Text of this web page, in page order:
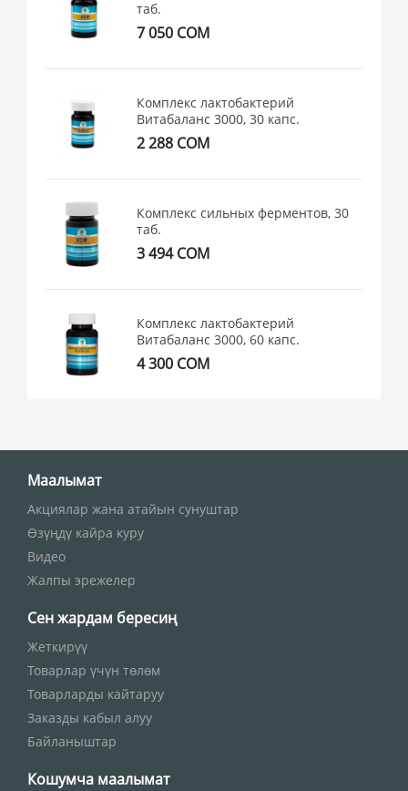
таб.
7 050 СОМ
Комплекс лактобактерий
Витабаланс 3000, 30 капс.
2 288 СОМ
Комплекс сильных ферментов, 30
таб.
3 494 СОМ
Комплекс лактобактерий
Витабаланс 3000, 60 капс.
4 300 СОМ
Маалымат
Акциялар жана атайын сунуштар
Өзүңдү кайра куру
Видео
Жалпы эрежелер
Сен жардам бересиң
Жеткирүү
Товарлар үчүн төлөм
Товарларды кайтаруу
Заказды кабыл алуу
Байланыштар
Кошумча маалымат